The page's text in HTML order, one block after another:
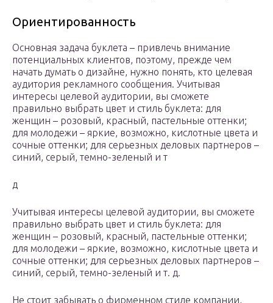
Ориентированность
Основная задача буклета – привлечь внимание
потенциальных клиентов, поэтому, прежде чем
начать думать о дизайне, нужно понять, кто целевая
аудитория рекламного сообщения. Учитывая
интересы целевой аудитории, вы сможете
правильно выбрать цвет и стиль буклета: для
женщин – розовый, красный, пастельные оттенки;
для молодежи – яркие, возможно, кислотные цвета и
сочные оттенки; для серьезных деловых партнеров –
синий, серый, темно-зеленый и т
д
Учитывая интересы целевой аудитории, вы сможете
правильно выбрать цвет и стиль буклета: для
женщин – розовый, красный, пастельные оттенки;
для молодежи – яркие, возможно, кислотные цвета и
сочные оттенки; для серьезных деловых партнеров –
синий, серый, темно-зеленый и т. д.
Не стоит забывать о фирменном стиле компании,